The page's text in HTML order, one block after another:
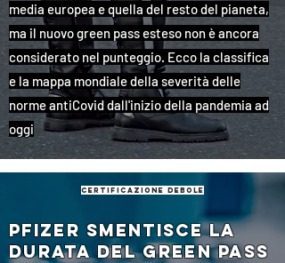
media europea e quella del resto del pianeta,
ma il nuovo green pass esteso non è ancora
considerato nel punteggio. Ecco la classifica
e la mappa mondiale della severità delle
norme antiCovid dall'inizio della pandemia ad
oggi
certificazione debole
Pfizer smentisce la
durata del green pass